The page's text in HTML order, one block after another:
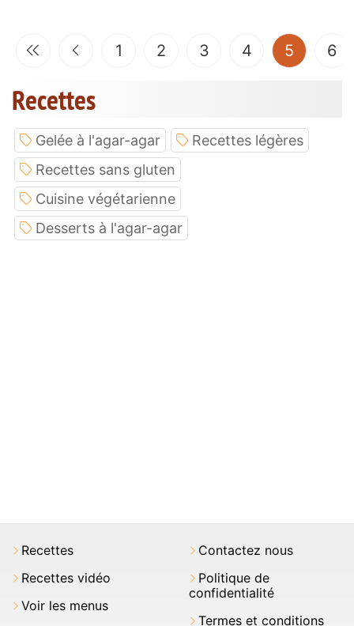
1 2 3 4 5 6
Recettes
Gelée à l'agar-agar
Recettes légères
Recettes sans gluten
Cuisine végétarienne
Desserts à l'agar-agar
Recettes
Recettes vidéo
Voir les menus
Contactez nous
Politique de
confidentialité
Termes et conditions